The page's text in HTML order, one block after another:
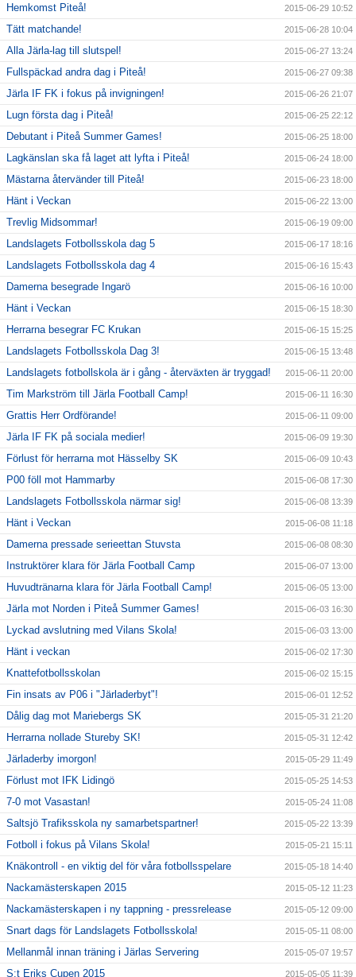
Hemkomst Piteå! 2015-06-29 10:52
Tätt matchande! 2015-06-28 10:04
Alla Järla-lag till slutspel! 2015-06-27 13:24
Fullspäckad andra dag i Piteå! 2015-06-27 09:38
Järla IF FK i fokus på invigningen! 2015-06-26 21:07
Lugn första dag i Piteå! 2015-06-25 22:12
Debutant i Piteå Summer Games! 2015-06-25 18:00
Lagkänslan ska få laget att lyfta i Piteå! 2015-06-24 18:00
Mästarna återvänder till Piteå! 2015-06-23 18:00
Hänt i Veckan 2015-06-22 13:00
Trevlig Midsommar! 2015-06-19 09:00
Landslagets Fotbollsskola dag 5 2015-06-17 18:16
Landslagets Fotbollsskola dag 4 2015-06-16 15:43
Damerna besegrade Ingarö 2015-06-16 10:00
Hänt i Veckan 2015-06-15 18:30
Herrarna besegrar FC Krukan 2015-06-15 15:25
Landslagets Fotbollsskola Dag 3! 2015-06-15 13:48
Landslagets fotbollskola är i gång - återväxten är tryggad! 2015-06-11 20:00
Tim Markström till Järla Football Camp! 2015-06-11 16:30
Grattis Herr Ordförande! 2015-06-11 09:00
Järla IF FK på sociala medier! 2015-06-09 19:30
Förlust för herrarna mot Hässelby SK 2015-06-09 10:43
P00 föll mot Hammarby 2015-06-08 17:30
Landslagets Fotbollsskola närmar sig! 2015-06-08 13:39
Hänt i Veckan 2015-06-08 11:18
Damerna pressade serieettan Stuvsta 2015-06-08 08:30
Instruktörer klara för Järla Football Camp 2015-06-07 13:00
Huvudtränarna klara för Järla Football Camp! 2015-06-05 13:00
Järla mot Norden i Piteå Summer Games! 2015-06-03 16:30
Lyckad avslutning med Vilans Skola! 2015-06-03 13:00
Hänt i veckan 2015-06-02 17:30
Knattefotbollsskolan 2015-06-02 15:15
Fin insats av P06 i "Järladerbyt"! 2015-06-01 12:52
Dålig dag mot Mariebergs SK 2015-05-31 21:20
Herrarna nollade Stureby SK! 2015-05-31 12:42
Järladerby imorgon! 2015-05-29 11:49
Förlust mot IFK Lidingö 2015-05-25 14:53
7-0 mot Vasastan! 2015-05-24 11:08
Saltsjö Trafiksskola ny samarbetspartner! 2015-05-22 13:39
Fotboll i fokus på Vilans Skola! 2015-05-21 15:11
Knäkontroll - en viktig del för våra fotbollsspelare 2015-05-18 14:40
Nackamästerskapen 2015 2015-05-12 11:23
Nackamästerskapen i ny tappning - pressrelease 2015-05-12 09:00
Snart dags för Landslagets Fotbollsskola! 2015-05-11 08:00
Mellanmål innan träning i Järlas Servering 2015-05-07 19:57
S:t Eriks Cupen 2015 2015-05-05 11:39